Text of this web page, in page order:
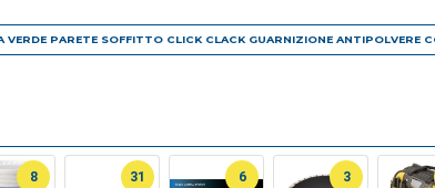
PARETE SOFFITTO CLICK CLACK GUARNIZIONE ANTIPOLVERE
8 31 6 3